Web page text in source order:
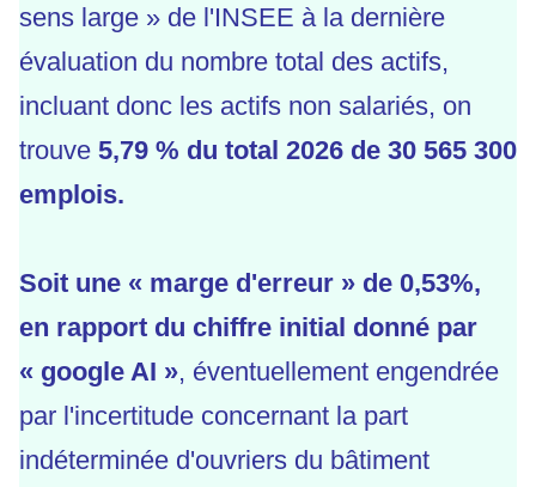
sens large » de l'INSEE à la dernière
évaluation du nombre total des actifs,
incluant donc les actifs non salariés, on
trouve 5,79 % du total 2026 de 30 565 300
emplois.
Soit une « marge d'erreur » de 0,53%,
en rapport du chiffre initial donné par
« google AI », éventuellement engendrée
par l'incertitude concernant la part
indéterminée d'ouvriers du bâtiment